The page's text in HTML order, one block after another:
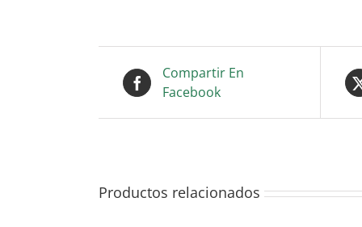
Compartir En
Facebook
Productos relacionados